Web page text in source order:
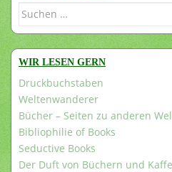
Suchen
WIR LESEN GERN
Druckbuchstaben
Weltenwanderer
Bücher – Seiten zu anderen
Bibliophilie of Books
Seductive Books
Der Duft von Büchern und